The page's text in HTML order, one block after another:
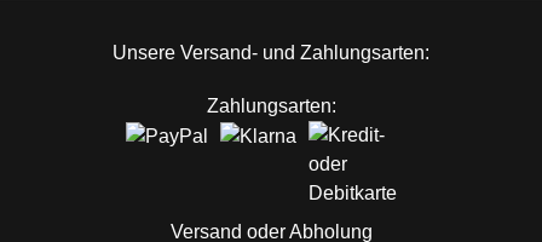
Unsere Versand- und Zahlungsarten:
Zahlungsarten:
Versand oder Abholung